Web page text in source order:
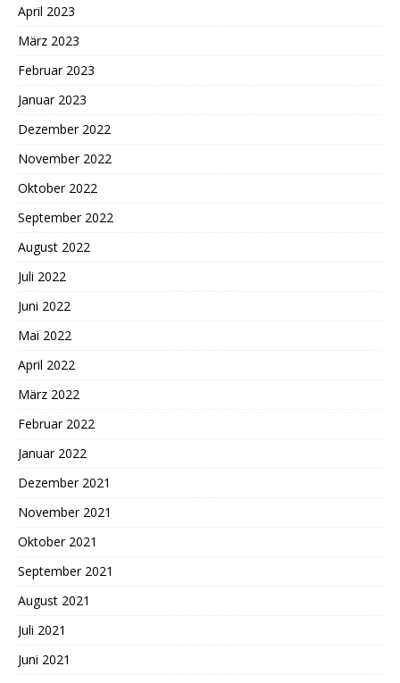
April 2023
März 2023
Februar 2023
Januar 2023
Dezember 2022
November 2022
Oktober 2022
September 2022
August 2022
Juli 2022
Juni 2022
Mai 2022
April 2022
März 2022
Februar 2022
Januar 2022
Dezember 2021
November 2021
Oktober 2021
September 2021
August 2021
Juli 2021
Juni 2021